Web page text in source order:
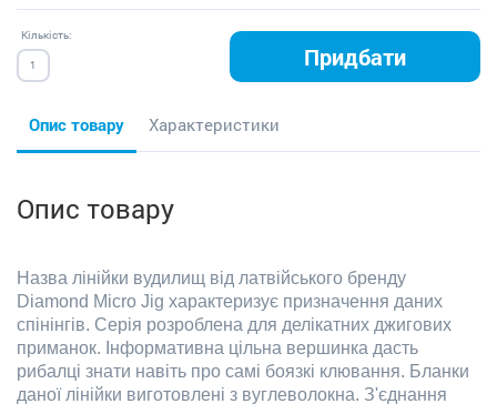
Кількість:
Придбати
Опис товару Характеристики
Опис товару
Назва лінійки вудилищ від латвійського бренду
Diamond Micro Jig характеризує призначення даних
спінінгів. Серія розроблена для делікатних джигових
приманок. Інформативна цільна вершинка дасть
рибалці знати навіть про самі боязкі клювання. Бланки
даної лінійки виготовлені з вуглеволокна. З'єднання